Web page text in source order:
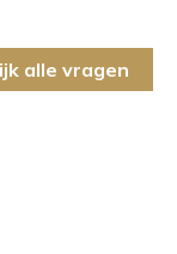
alle vragen